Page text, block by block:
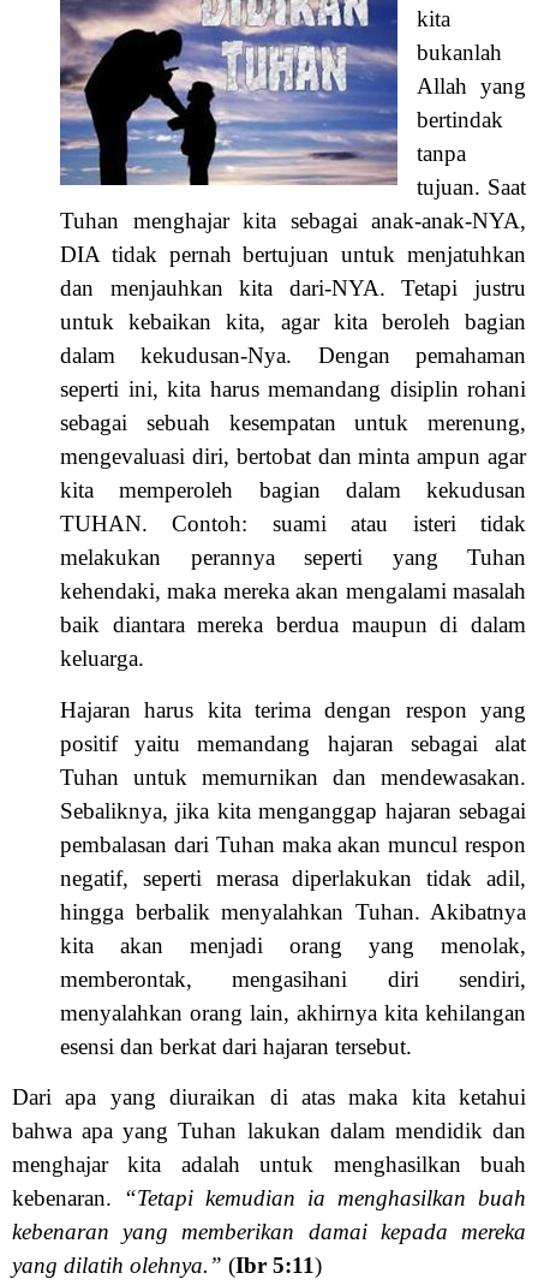
kita
bukanlah
Allah yang
bertindak
tanpa
tujuan. Saat
Tuhan menghajar kita sebagai anak-anak-NYA,
DIA tidak pernah bertujuan untuk menjatuhkan
dan menjauhkan kita dari-NYA. Tetapi justru
untuk kebaikan kita, agar kita beroleh bagian
dalam kekudusan-Nya. Dengan pemahaman
seperti ini, kita harus memandang disiplin rohani
sebagai sebuah kesempatan untuk merenung,
mengevaluasi diri, bertobat dan minta ampun agar
kita memperoleh bagian dalam kekudusan
TUHAN. Contoh: suami atau isteri tidak
melakukan perannya seperti yang Tuhan
kehendaki, maka mereka akan mengalami masalah
baik diantara mereka berdua maupun di dalam
keluarga.
Hajaran harus kita terima dengan respon yang
positif yaitu memandang hajaran sebagai alat
Tuhan untuk memurnikan dan mendewasakan.
Sebaliknya, jika kita menganggap hajaran sebagai
pembalasan dari Tuhan maka akan muncul respon
negatif, seperti merasa diperlakukan tidak adil,
hingga berbalik menyalahkan Tuhan. Akibatnya
kita akan menjadi orang yang menolak,
memberontak, mengasihani diri sendiri,
menyalahkan orang lain, akhirnya kita kehilangan
esensi dan berkat dari hajaran tersebut.
Dari apa yang diuraikan di atas maka kita ketahui
bahwa apa yang Tuhan lakukan dalam mendidik dan
menghajar kita adalah untuk menghasilkan buah
kebenaran. “Tetapi kemudian ia menghasilkan buah
kebenaran yang memberikan damai kepada mereka
yang dilatih olehnya.” (Ibr 5:11)